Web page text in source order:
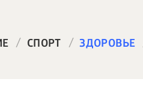
/ СПОРТ / ЗДОРОВЬЕ